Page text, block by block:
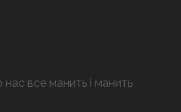
все манить і манить